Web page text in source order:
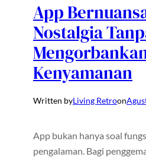
App
Nostalgia
Kenyamanan
Written byLiving Retroon
App bukan hanya soal
pengalaman. Bagi